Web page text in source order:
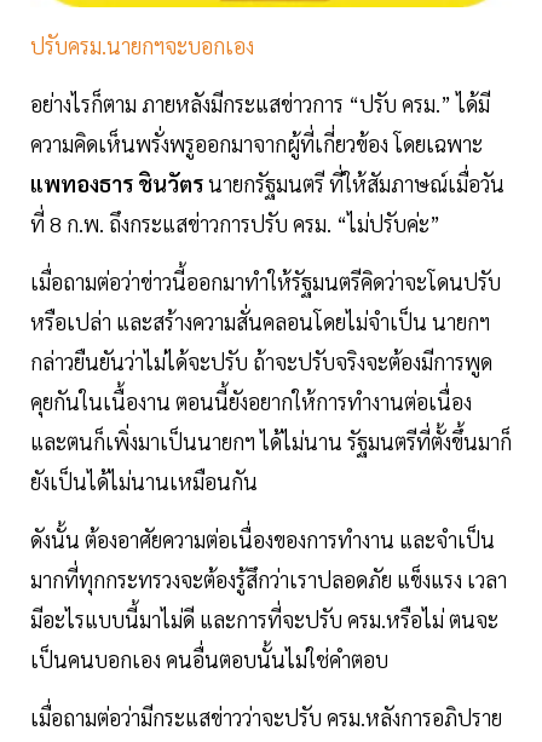
ปรับครม.นายกฯจะบอกเอง
อย่างไรก็ตาม ภายหลังมีกระแสข่าวการ “ปรับ ครม.” ได้มี
ความคิดเห็นพรั่งพรูออกมาจากผู้ที่เกี่ยวข้อง โดยเฉพาะ
แพทองธาร ชินวัตรนายกรัฐมนตรี ที่ให้สัมภาษณ์เมื่อวัน
ที่ 8 ก.พ. ถึงกระแสข่าวการปรับ ครม. “ไม่ปรับค่ะ”
เมื่อถามต่อว่าข่าวนี้ออกมาทำให้รัฐมนตรีคิดว่าจะโดนปรับ
หรือเปล่า และสร้างความสั่นคลอนโดยไม่จำเป็น นายกฯ
กล่าวยืนยันว่าไม่ได้จะปรับ ถ้าจะปรับจริงจะต้องมีการพูด
คุยกันในเนื้องาน ตอนนี้ยังอยากให้การทำงานต่อเนื่อง
และตนก็เพิ่งมาเป็นนายกฯ ได้ไม่นาน รัฐมนตรีที่ตั้งขึ้นมาก็
ยังเป็นได้ไม่นานเหมือนกัน
ดังนั้น ต้องอาศัยความต่อเนื่องของการทำงาน และจำเป็น
มากที่ทุกกระทรวงจะต้องรู้สึกว่าเราปลอดภัย แข็งแรง เวลา
มีอะไรแบบนี้มาไม่ดี และการที่จะปรับ ครม.หรือไม่ ตนจะ
เป็นคนบอกเอง คนอื่นตอบนั้นไม่ใช่คำตอบ
เมื่อถามต่อว่ามีกระแสข่าวว่าจะปรับ ครม.หลังการอภิปราย